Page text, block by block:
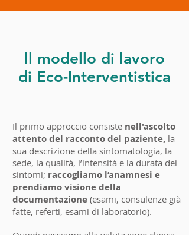
ll modello di lavoro
di Eco-Interventistica
Il primo approccio consiste nell'ascolto
attento del racconto del paziente, la
sua descrizione della sintomatologia, la
sede, la qualità, l’intensità e la durata dei
sintomi; raccogliamo l’anamnesi e
prendiamo visione della
documentazione (esami, consulenze già
fatte, referti, esami di laboratorio).